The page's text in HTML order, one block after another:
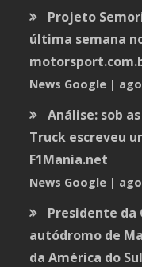
Projeto
última semana
News Google
Análise: sob
Truck escreveu
F1Mania.net
News Google
Presidente da
autódromo de
da América do